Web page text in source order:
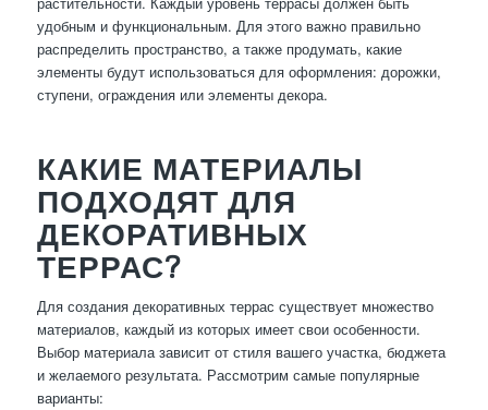
удобным и функциональным. Для этого важно правильно
распределить пространство, а также продумать, какие
элементы будут использоваться для оформления: дорожки,
ступени, ограждения или элементы декора.
КАКИЕ МАТЕРИАЛЫ
ПОДХОДЯТ ДЛЯ
ДЕКОРАТИВНЫХ
ТЕРРАС?
Для создания декоративных террас существует множество
материалов, каждый из которых имеет свои особенности.
Выбор материала зависит от стиля вашего участка, бюджета
и желаемого результата. Рассмотрим самые популярные
варианты: